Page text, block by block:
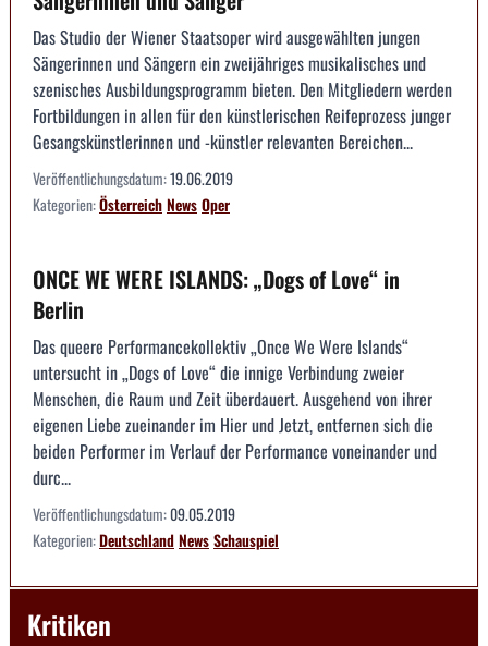
Das Studio der Wiener Staatsoper wird ausgewählten jungen
Sängerinnen und Sängern ein zweijähriges musikalisches und
szenisches Ausbildungsprogramm bieten. Den Mitgliedern werden
Fortbildungen in allen für den künstlerischen Reifeprozess junger
Gesangskünstlerinnen und -künstler relevanten Bereichen...
Veröffentlichungsdatum:19.06.2019
Kategorien:ÖsterreichNewsOper
ONCE WE WERE ISLANDS: „Dogs of Love“ in
Berlin
Das queere Performancekollektiv „Once We Were Islands“
untersucht in „Dogs of Love“ die innige Verbindung zweier
Menschen, die Raum und Zeit überdauert. Ausgehend von ihrer
eigenen Liebe zueinander im Hier und Jetzt, entfernen sich die
beiden Performer im Verlauf der Performance voneinander und
durc...
Veröffentlichungsdatum:09.05.2019
Kategorien:DeutschlandNewsSchauspiel
Kritiken